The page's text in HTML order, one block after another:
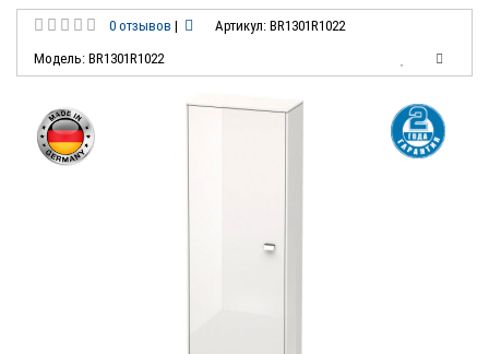
0 отзывов |
Артикул: BR1301R1022
Модель: BR1301R1022